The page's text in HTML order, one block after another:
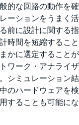
的な回路の動作を確
ーションをうまく活
前に設計に関する指
時間を短縮すること
かに選定することが
ワーク・アナライザ
シミュレーション結
のハードウェアを検
することも可能にな